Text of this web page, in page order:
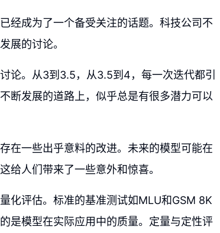
经成为了一个备受关注的话题。科技公司不
展的讨论。
论。从3到3.5，从3.5到4，每一次迭代都引
断发展的道路上，似乎总是有很多潜力可以
在一些出乎意料的改进。未来的模型可能在
给人们带来了一些意外和惊喜。
化评估。标准的基准测试如MLU和GSM 8K
是模型在实际应用中的质量。定量与定性评